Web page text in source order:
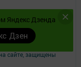
Яндекс Дзенда
Дзен
защищены.
сайте, защищены